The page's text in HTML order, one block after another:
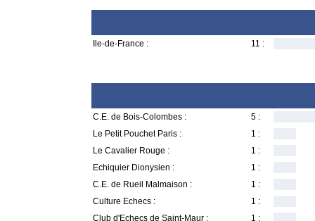
Ile-de-France : 11 :
C.E. de Bois-Colombes :
5 :
Le Petit Pouchet Paris :
1 :
Le Cavalier Rouge :
1 :
Echiquier Dionysien :
1 :
C.E. de Rueil Malmaison :
1 :
Culture Echecs :
1 :
Club d'Echecs de Saint-Maur :
1 :